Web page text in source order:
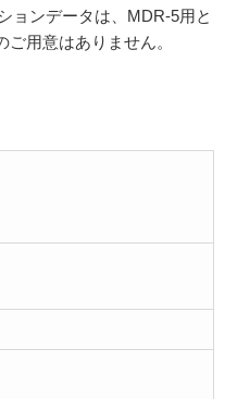
ョンデータは、MDR-5用と
用意はありません。